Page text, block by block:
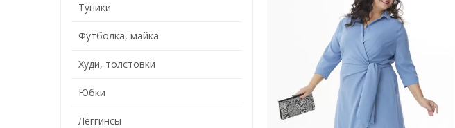
Туники
Футболка, майка
Худи, толстовки
Юбки
Леггинсы